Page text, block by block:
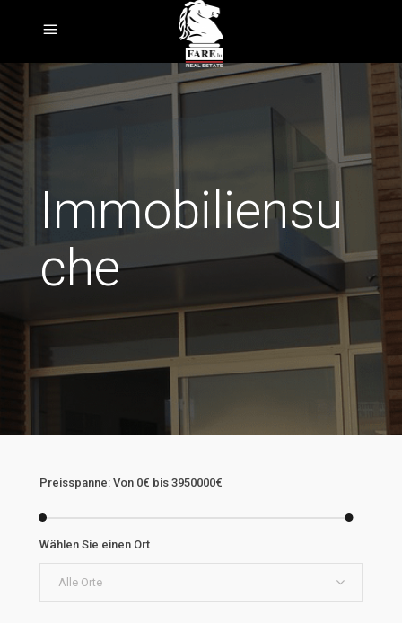
Immobiliensu
che
Preisspanne: Von 0€ bis 3950000€
Wählen Sie einen Ort
Alle Orte